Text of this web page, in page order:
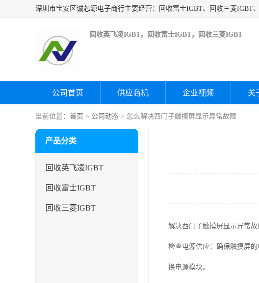
回收英飞凌IGBT，回收富士IGBT，回收三菱IGBT
公司首页 供应商机 企业视频 关
当前位置： 首页 > 公司动态 > 怎么解决西门子触摸屏显示异常故障
产品分类
回收英飞凌IGBT
回收富士IGBT
回收三菱IGBT
解决西门子触摸屏显示异常故
检查电源供应：确保触摸屏
换电源模块。